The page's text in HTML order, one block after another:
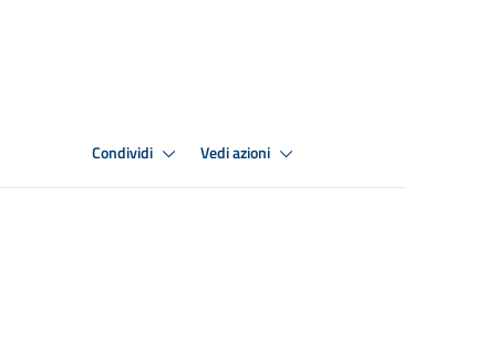
Condividi Vedi azioni